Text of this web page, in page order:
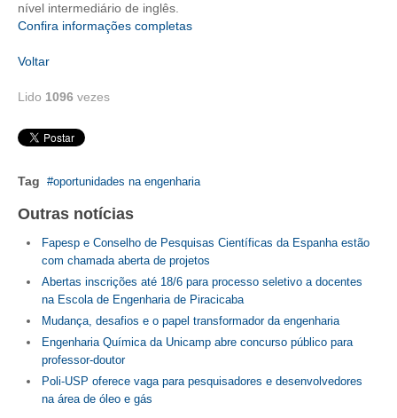
LEI 5.194/1966 – REGULAMENTAÇÃO DA PROFISSÃO
LEI 6.496/1977 – ART
RES 1.002/2002 – CÓDIGO DE ÉTICA
HOMOLOGAÇÕES
FIQUE POR DENTRO
OPORTUNIDADES
APRESENTAÇÃO
EMPREGO E ESTÁGIO
CARREIRA
AUTÔNOMOS E SERVIÇOS
nível intermediário de inglês.
Confira informações completas
Voltar
Lido 1096 vezes
Tag oportunidades na engenharia
Outras notícias
Fapesp e Conselho de Pesquisas Científicas da Espanha estão
com chamada aberta de projetos
Abertas inscrições até 18/6 para processo seletivo a docentes
na Escola de Engenharia de Piracicaba
Mudança, desafios e o papel transformador da engenharia
Engenharia Química da Unicamp abre concurso público para
professor-doutor
Poli-USP oferece vaga para pesquisadores e desenvolvedores
na área de óleo e gás